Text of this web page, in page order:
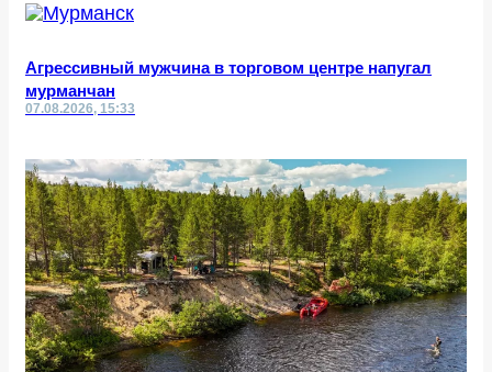
Агрессивный мужчина в торговом центре напугал
мурманчан
07.08.2026, 15:33